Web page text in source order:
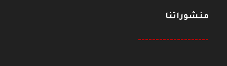
منشوراتنا
--------------------